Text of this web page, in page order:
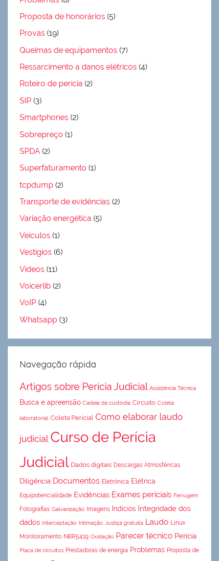
Proposta de honorários (5)
Provas (19)
Queimas de equipamentos (7)
Ressarcimento a danos elétricos (4)
Roteiro de perícia (2)
SIP (3)
Smartphones (2)
Sobrepreço (1)
SPDA (2)
Superfaturamento (1)
tcpdump (2)
Transporte de evidências (2)
Variação energética (5)
Veículos (1)
Vestígios (6)
Vídeos (11)
Voicerlib (2)
VoIP (4)
Whatsapp (3)
Navegação rápida
Artigos sobre Perícia Judicial Assistência Técnica
Busca e apreensão Cadeia de custódia Circuito Coleta
laboratorial Coleta Pericial Como elaborar laudo
judicial Curso de Perícia
Judicial Dados digitais Descargas Atmosféricas
Diligência Documentos Eletrônica Elétrica
Equipotencialidade Evidências Exames periciais Ferrugem
Fotografias Galvanização Imagens Indícios Integridade dos
dados Interceptação Intimação Justiça gratuita Laudo Linux
Monitoramento NBR5419 Oxidação Parecer técnico Perícia
Placa de circuitos Prestadoras de energia Problemas Proposta de